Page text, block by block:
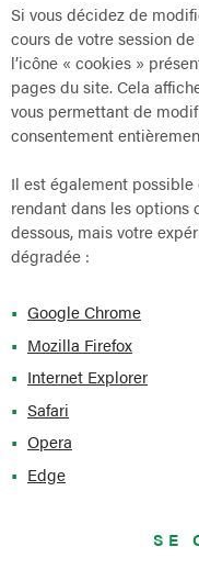
Si vous décidez de
cours de votre session
l’icône « cookies »
pages du site. Cela
vous permettant de
consentement
Il est également
rendant dans les
dessous, mais votre
dégradée :
Google Chrome
Mozilla Firefox
Internet Explorer
Safari
Opera
Edge
SE